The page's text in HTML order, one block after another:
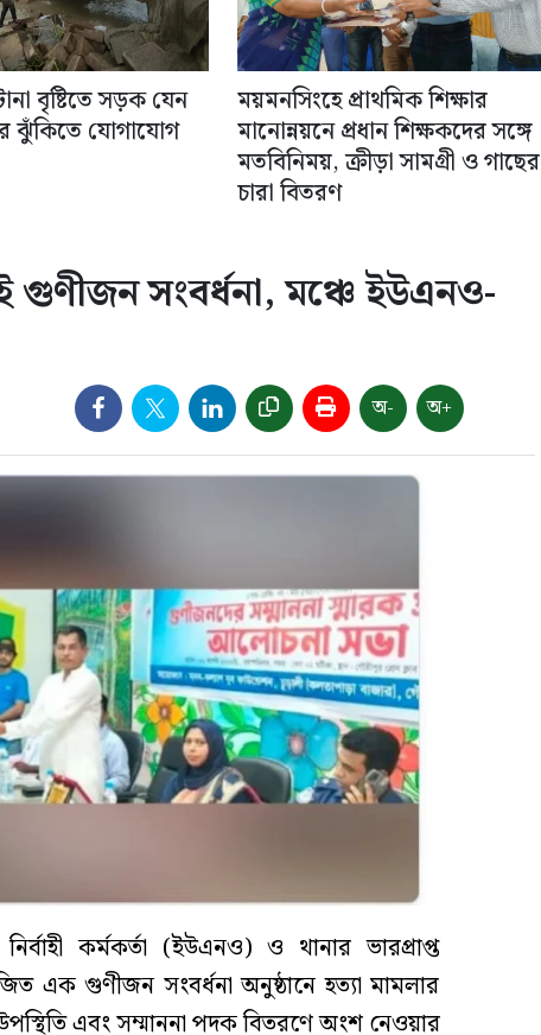
বৃষ্টিতে সড়ক যেন
ঝুঁকিতে যোগাযোগ
ময়মনসিংহে প্রাথমিক শিক্ষার
মানোন্নয়নে প্রধান শিক্ষকদের সঙ্গে
মতবিনিময়, ক্রীড়া সামগ্রী ও গাছের
চারা বিতরণ
গুণীজন সংবর্ধনা, মঞ্চে ইউএনও-
অ- অ+
কর্মকর্তা (ইউএনও) ও থানার ভারপ্রাপ্ত
এক গুণীজন সংবর্ধনা অনুষ্ঠানে হত্যা মামলার
এবং সম্মাননা পদক বিতরণে অংশ নেওয়ার